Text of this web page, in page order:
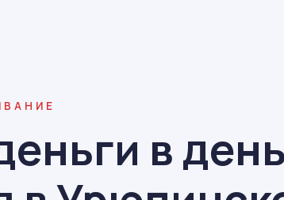
в день